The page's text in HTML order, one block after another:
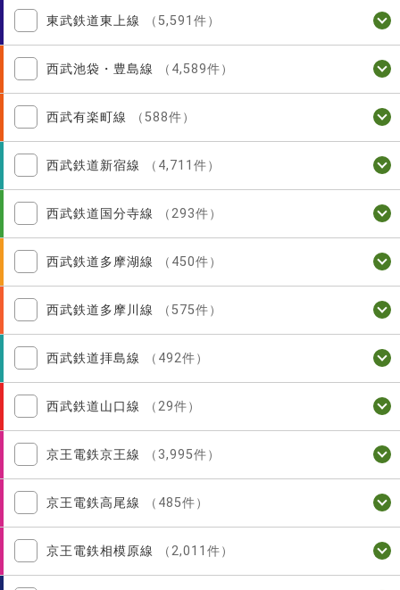
東武鉄道東上線 （5,591件）
西武池袋・豊島線 （4,589件）
西武有楽町線 （588件）
西武鉄道新宿線 （4,711件）
西武鉄道国分寺線 （293件）
西武鉄道多摩湖線 （450件）
西武鉄道多摩川線 （575件）
西武鉄道拝島線 （492件）
西武鉄道山口線 （29件）
京王電鉄京王線 （3,995件）
京王電鉄高尾線 （485件）
京王電鉄相模原線 （2,011件）